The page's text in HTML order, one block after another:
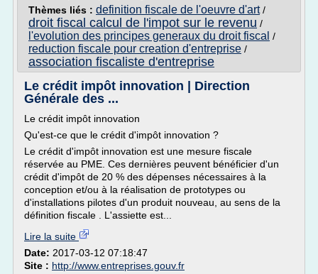
Thèmes liés : definition fiscale de l'oeuvre d'art/
droit fiscal calcul de l'impot sur le revenu /
l'evolution des principes generaux du droit fiscal /
reduction fiscale pour creation d'entreprise /
association fiscaliste d'entreprise
Le crédit impôt innovation | Direction
Générale des ...
Le crédit impôt innovation
Qu'est-ce que le crédit d'impôt innovation ?
Le crédit d'impôt innovation est une mesure fiscale
réservée au PME. Ces dernières peuvent bénéficier d'un
crédit d'impôt de 20 % des dépenses nécessaires à la
conception et/ou à la réalisation de prototypes ou
d'installations pilotes d'un produit nouveau, au sens de la
définition fiscale . L'assiette est...
Lire la suite
Date: 2017-03-12 07:18:47
Site : http://www.entreprises.gouv.fr